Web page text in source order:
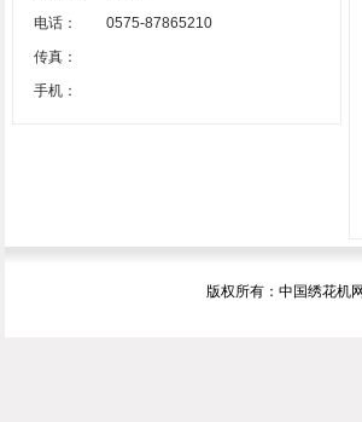
电话：
0575-87865210
传真：
手机：
版权所有：中国绣花机